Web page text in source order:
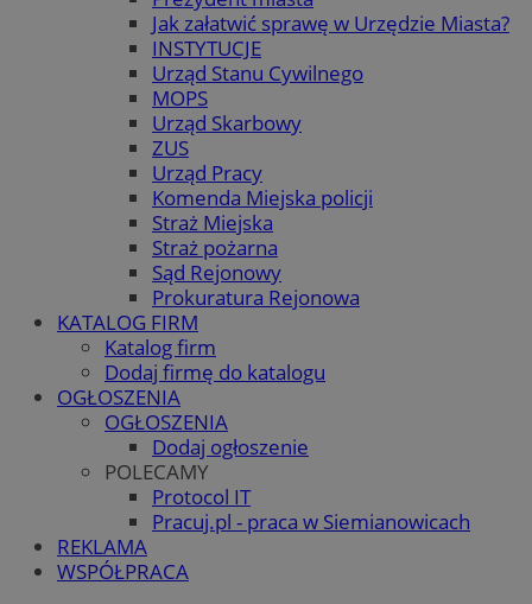
Jak załatwić sprawę w Urzędzie Miasta?
INSTYTUCJE
Urząd Stanu Cywilnego
MOPS
Urząd Skarbowy
ZUS
Urząd Pracy
Komenda Miejska policji
Straż Miejska
Straż pożarna
Sąd Rejonowy
Prokuratura Rejonowa
KATALOG FIRM
Katalog firm
Dodaj firmę do katalogu
OGŁOSZENIA
OGŁOSZENIA
Dodaj ogłoszenie
POLECAMY
Protocol IT
Pracuj.pl - praca w Siemianowicach
REKLAMA
WSPÓŁPRACA